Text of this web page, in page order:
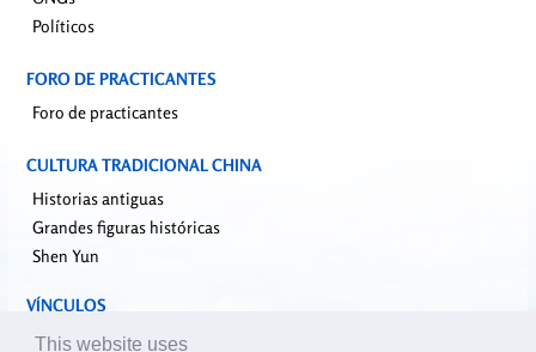
Políticos
FORO DE PRACTICANTES
Foro de practicantes
CULTURA TRADICIONAL CHINA
Historias antiguas
Grandes figuras históricas
Shen Yun
VÍNCULOS
falundafa.org
This website uses